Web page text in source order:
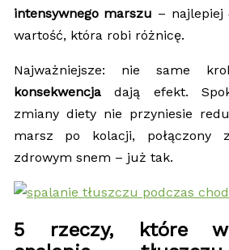
intensywnego marszu – najlepiej
wartość, która robi różnicę.
Najważniejsze: nie same
konsekwencjadają efekt.
zmiany diety nie przyniesie
marsz po kolacji, połączony
zdrowym snem – już tak.
5 rzeczy, które